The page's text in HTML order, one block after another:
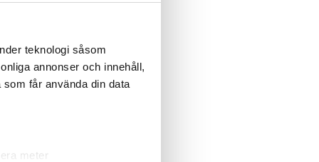
teknologi såsom
annonser och innehåll,
får använda din data
meter